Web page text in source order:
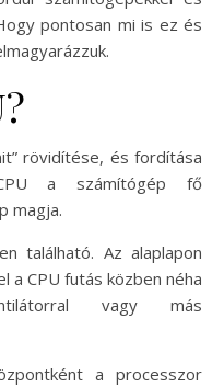
pontosan mi is ez és
rövidítése, és fordítása
a számítógép fő
magja.
található. Az alaplapon
a CPU futás közben néha
vagy más
a processzor